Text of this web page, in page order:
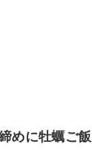
めに牡蠣ご飯